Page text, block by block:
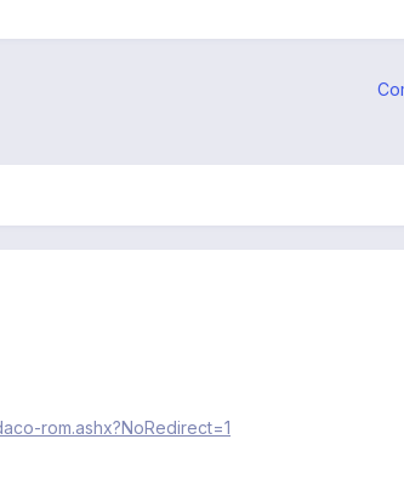
rom.ashx?NoRedirect=1